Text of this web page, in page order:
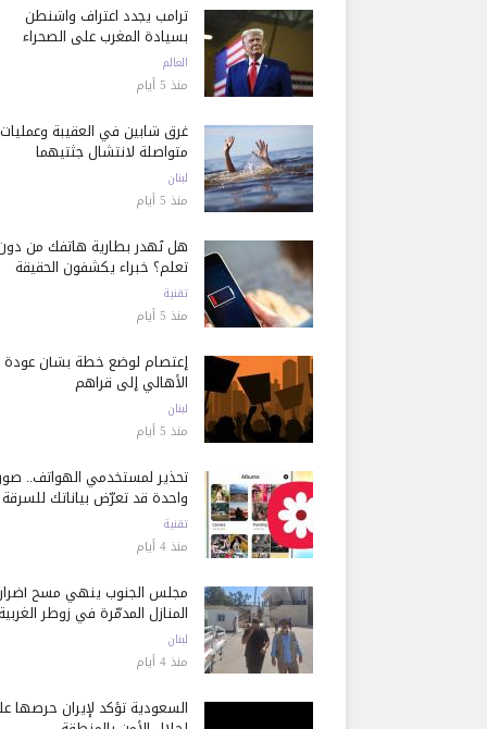
ترامب يجدد اعتراف واشنطن
بسيادة المغرب على الصحراء
العالم
منذ 5 أيام
غرق شابين في العقيبة وعمليات
متواصلة لانتشال جثتيهما
لبنان
منذ 5 أيام
هل تُهدر بطارية هاتفك من
تعلم؟ خبراء يكشفون الحقيقة
تقنية
منذ 5 أيام
إعتصام لوضع خطة بشأن عودة
الأهالي إلى قراهم
لبنان
منذ 5 أيام
تحذير لمستخدمي الهواتف..
واحدة قد تعرّض بياناتك للسرقة
تقنية
منذ 4 أيام
مجلس الجنوب ينهي مسح أضرار
المنازل المدمّرة في زوطر الغربية
لبنان
منذ 4 أيام
السعودية تؤكد لإيران حرصها